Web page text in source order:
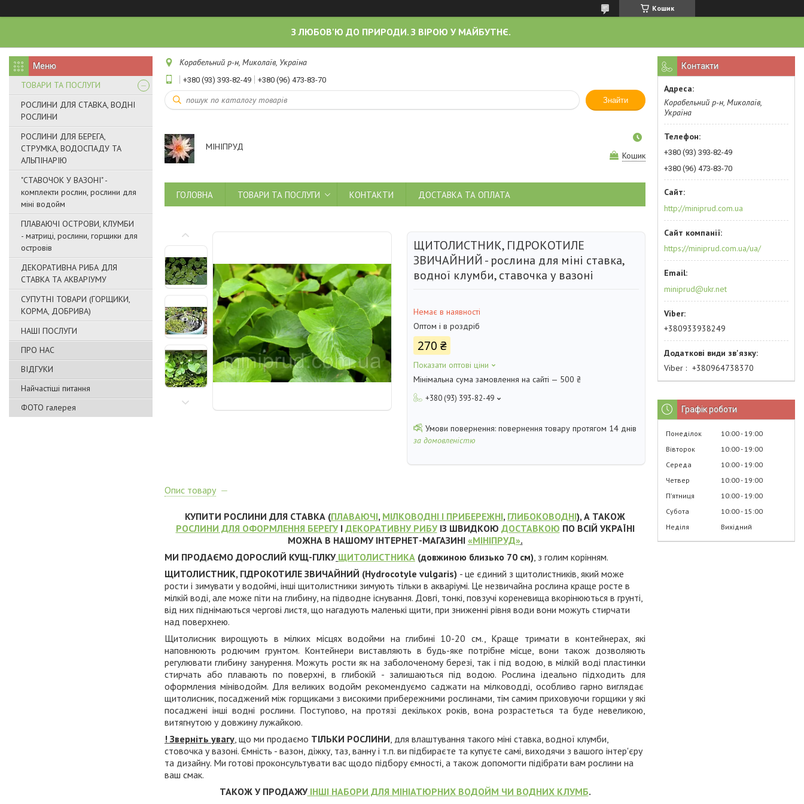
Кошик
З ЛЮБОВ'Ю ДО ПРИРОДИ. З ВІРОЮ У МАЙБУТНЄ.
ТОВАРИ ТА ПОСЛУГИ
РОСЛИНИ ДЛЯ СТАВКА, ВОДНІ
РОСЛИНИ
РОСЛИНИ ДЛЯ БЕРЕГА,
СТРУМКА, ВОДОСПАДУ ТА
АЛЬПІНАРІЮ
"СТАВОЧОК У ВАЗОНІ" -
комплекти рослин, рослини для
міні водойм
ПЛАВАЮЧІ ОСТРОВИ, КЛУМБИ
- матриці, рослини, горщики для
островів
ДЕКОРАТИВНА РИБА ДЛЯ
СТАВКА ТА АКВАРІУМУ
СУПУТНІ ТОВАРИ (ГОРЩИКИ,
КОРМА, ДОБРИВА)
НАШІ ПОСЛУГИ
ПРО НАС
ВІДГУКИ
Найчастіші питання
ФОТО галерея
Корабельний р-н, Миколаїв, Україна
+380 (93) 393-82-49 +380 (96) 473-83-70
Знайти
МІНІПРУД
Кошик
ГОЛОВНА ТОВАРИ ТА ПОСЛУГИ КОНТАКТИ ДОСТАВКА ТА ОПЛАТА
ЩИТОЛИСТНИК, ГІДРОКОТИЛЕ
ЗВИЧАЙНИЙ - рослина для міні ставка,
водної клумби, ставочка у вазоні
Немає в наявності
Оптом і в роздріб
270 ₴
Показати оптові ціни
Мінімальна сума замовлення на сайті — 500 ₴
+380 (93) 393-82-49
повернення товару протягом 14 днів
за домовленістю
Опис товару
КУПИТИ РОСЛИНИ ДЛЯ СТАВКА (ПЛАВАЮЧІ, МІЛКОВОДНІ І ПРИБЕРЕЖНІ, ГЛИБОКОВОДНІ), А ТАКОЖ
РОСЛИНИ ДЛЯ ОФОРМЛЕННЯ БЕРЕГУІ ДЕКОРАТИВНУ РИБУІЗ ШВИДКОЮ ДОСТАВКОЮ ПО ВСІЙ УКРАЇНІ
МОЖНА В НАШОМУ ІНТЕРНЕТ-МАГАЗИНІ «МІНІПРУД».
МИ ПРОДАЄМО ДОРОСЛИЙ КУЩ-ГІЛКУ ЩИТОЛИСТНИКА (довжиною близько 70 см), з голим корінням.
ЩИТОЛИСТНИК, ГІДРОКОТИЛЕ ЗВИЧАЙНИЙ (Hydrocotyle vulgaris) - це єдиний з щитолистників, який може
рости і зимувати у водоймі, інші щитолистники зимують тільки в акваріумі. Це незвичайна рослина краще росте в
мілкій воді, але може піти на глибину, на підводне існування. Довгі, тонкі, повзучі кореневища вкорінюються в грунті,
від них піднімаються чергові листя, що нагадують маленькі щити, при зниженні рівня води вони можуть стирчати
над поверхнею.
Щитолисник вирощують в мілких місцях водойми на глибині 10-20 см., Краще тримати в контейнерах, які
наповнюють родючим грунтом. Контейнери виставляють в будь-яке потрібне місце, вони також дозволяють
регулювати глибину занурення. Можуть рости як на заболоченому березі, так і під водою, в мілкій воді пластинки
стирчать або плавають по поверхні, в глибокій - залишаються під водою. Рослина ідеально підходить для
оформления мініводойм. Для великих водойм рекомендуємо саджати на мілководді, особливо гарно виглядає
щитолисник, посаджений між горщиками з високими прибережними рослинами, тім самим приховуючи горщики у які
посаджені інші водні рослини. Поступово, на протязі декількох років, вона розрастеться та буде невеликою,
витягнутою у довжину лужайкою.
! Зверніть увагу, що ми продаємо ТІЛЬКИ РОСЛИНИ, для влаштування такого міні ставка, водної клумби,
стовочка у вазоні. Ємність - вазон, діжку, таз, ванну і т.п. ви підбираєте та купуєте самі, виходячи з вашого інтер'єру
та дизайну. Ми готові проконсультувати вас щодо підбору ємності, а також допомогти підібрати вам рослини на
ваш смак.
ТАКОЖ У ПРОДАЖУІНШІ НАБОРИ ДЛЯ МІНІАТЮРНИХ ВОДОЙМ ЧИ ВОДНИХ КЛУМБ.
Контакти
Корабельний р-н, Миколаїв,
Україна
+380 (93) 393-82-49
+380 (96) 473-83-70
http://miniprud.com.ua
https://miniprud.com.ua/ua/
miniprud@ukr.net
+380933938249
Viber +380964738370
Графік роботи
Понеділок 10:00 19:00
Вівторок
10:00 19:00
Середа
10:00 19:00
Четвер
10:00 19:00
Пʼятниця
10:00 19:00
Субота
10:00 15:00
Неділя
Вихідний